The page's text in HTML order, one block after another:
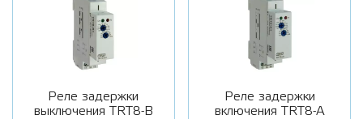
Реле задержки
выключения TRT8-B
Реле задержки
включения TRT8-A